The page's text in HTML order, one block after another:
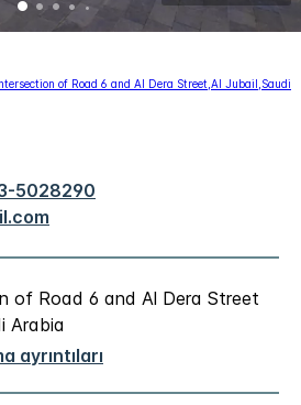
5028290
of Road 6 and Al Dera Street
Arabia
ayrıntıları